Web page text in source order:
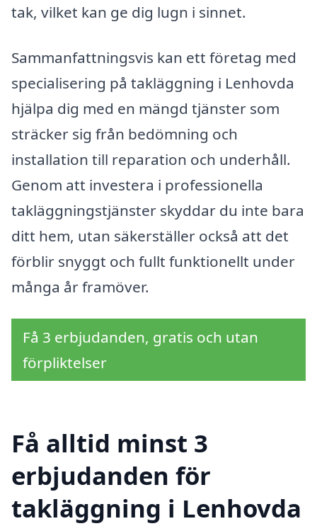
tak, vilket kan ge dig lugn i sinnet.
Sammanfattningsvis kan ett företag med
specialisering på takläggning i Lenhovda
hjälpa dig med en mängd tjänster som
sträcker sig från bedömning och
installation till reparation och underhåll.
Genom att investera i professionella
takläggningstjänster skyddar du inte bara
ditt hem, utan säkerställer också att det
förblir snyggt och fullt funktionellt under
många år framöver.
Få 3 erbjudanden, gratis och utan
förpliktelser
Få alltid minst 3
erbjudanden för
takläggning i Lenhovda